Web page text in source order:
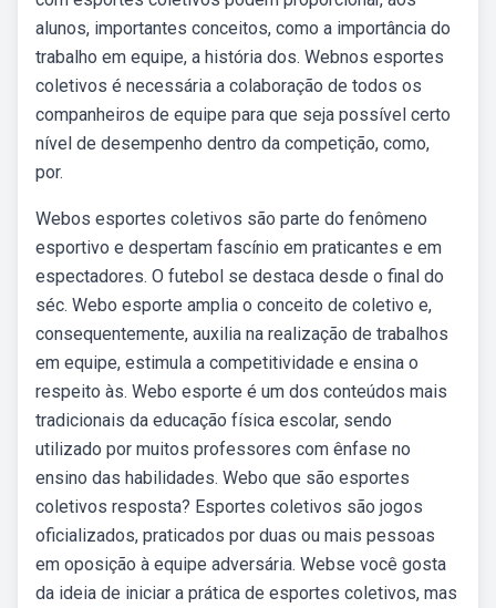
alunos, importantes conceitos, como a importância do
trabalho em equipe, a história dos. Webnos esportes
coletivos é necessária a colaboração de todos os
companheiros de equipe para que seja possível certo
nível de desempenho dentro da competição, como,
por.
Webos esportes coletivos são parte do fenômeno
esportivo e despertam fascínio em praticantes e em
espectadores. O futebol se destaca desde o final do
séc. Webo esporte amplia o conceito de coletivo e,
consequentemente, auxilia na realização de trabalhos
em equipe, estimula a competitividade e ensina o
respeito às. Webo esporte é um dos conteúdos mais
tradicionais da educação física escolar, sendo
utilizado por muitos professores com ênfase no
ensino das habilidades. Webo que são esportes
coletivos resposta? Esportes coletivos são jogos
oficializados, praticados por duas ou mais pessoas
em oposição à equipe adversária. Webse você gosta
da ideia de iniciar a prática de esportes coletivos, mas